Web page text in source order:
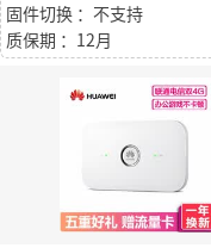
固件切换 ：不支持
质保期 ：12月